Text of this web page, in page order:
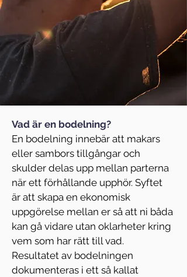
Vad är en bodelning?
En bodelning innebär att makars
eller sambors tillgångar och
skulder delas upp mellan parterna
när ett förhållande upphör. Syftet
är att skapa en ekonomisk
uppgörelse mellan er så att ni båda
kan gå vidare utan oklarheter kring
vem som har rätt till vad.
Resultatet av bodelningen
dokumenteras i ett så kallat